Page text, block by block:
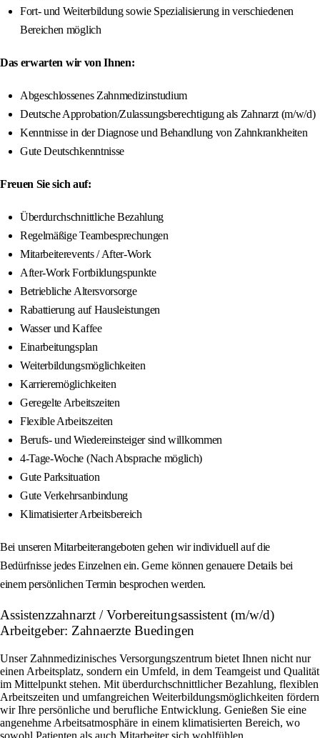
Fort- und Weiterbildung sowie Spezialisierung in verschiedenen
Bereichen möglich
Das erwarten wir von Ihnen:
Abgeschlossenes Zahnmedizinstudium
Deutsche Approbation/Zulassungsberechtigung als Zahnarzt (m/w/d)
Kenntnisse in der Diagnose und Behandlung von Zahnkrankheiten
Gute Deutschkenntnisse
Freuen Sie sich auf:
Überdurchschnittliche Bezahlung
Regelmäßige Teambesprechungen
Mitarbeiterevents / After-Work
After-Work Fortbildungspunkte
Betriebliche Altersvorsorge
Rabattierung auf Hausleistungen
Wasser und Kaffee
Einarbeitungsplan
Weiterbildungsmöglichkeiten
Karrieremöglichkeiten
Geregelte Arbeitszeiten
Flexible Arbeitszeiten
Berufs- und Wiedereinsteiger sind willkommen
4-Tage-Woche (Nach Absprache möglich)
Gute Parksituation
Gute Verkehrsanbindung
Klimatisierter Arbeitsbereich
Bei unseren Mitarbeiterangeboten gehen wir individuell auf die
Bedürfnisse jedes Einzelnen ein. Gerne können genauere Details bei
einem persönlichen Termin besprochen werden.
Assistenzzahnarzt / Vorbereitungsassistent (m/w/d)
Arbeitgeber: Zahnaerzte Buedingen
Unser Zahnmedizinisches Versorgungszentrum bietet Ihnen nicht nur
einen Arbeitsplatz, sondern ein Umfeld, in dem Teamgeist und Qualität
im Mittelpunkt stehen. Mit überdurchschnittlicher Bezahlung, flexiblen
Arbeitszeiten und umfangreichen Weiterbildungsmöglichkeiten fördern
wir Ihre persönliche und berufliche Entwicklung. Genießen Sie eine
angenehme Arbeitsatmosphäre in einem klimatisierten Bereich, wo
sowohl Patienten als auch Mitarbeiter sich wohlfühlen.